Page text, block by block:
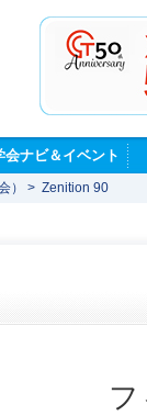
会ナビ＆イベント
） > Zenition 90